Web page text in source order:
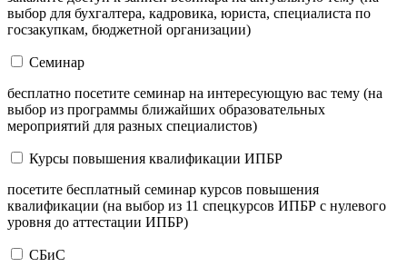
выбор для бухгалтера, кадровика, юриста, специалиста по
госзакупкам, бюджетной организации)
Семинар
бесплатно посетите семинар на интересующую вас тему (на
выбор из программы ближайших образовательных
мероприятий для разных специалистов)
Курсы повышения квалификации ИПБР
посетите бесплатный семинар курсов повышения
квалификации (на выбор из 11 спецкурсов ИПБР с нулевого
уровня до аттестации ИПБР)
СБиС